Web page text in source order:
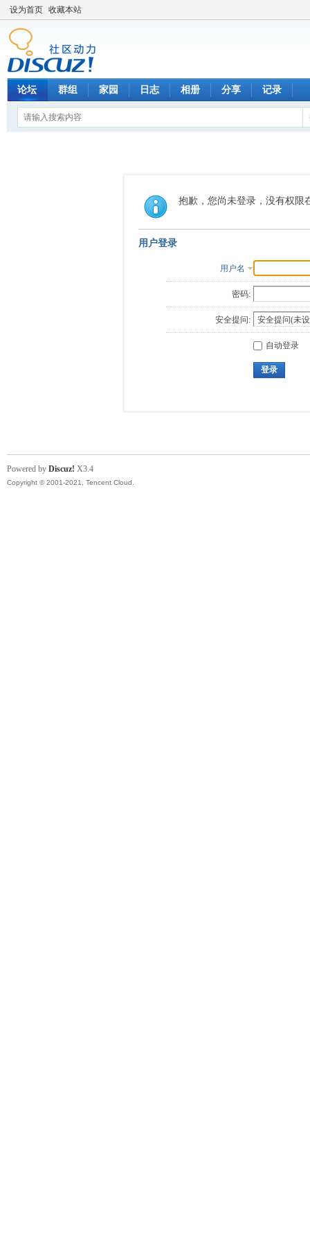
设为首页 收藏本站
论坛 群组 家园 日志 相册 分享 记录
抱歉，您尚未登录，没有权限
用户登录
用户名
密码:
安全提问:
自动登录
登录
Powered by Discuz! X3.4
Copyright © 2001-2021, Tencent Cloud.